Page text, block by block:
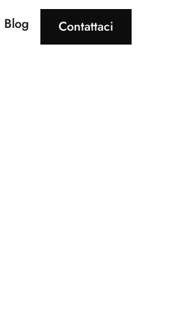
Blog Contattaci